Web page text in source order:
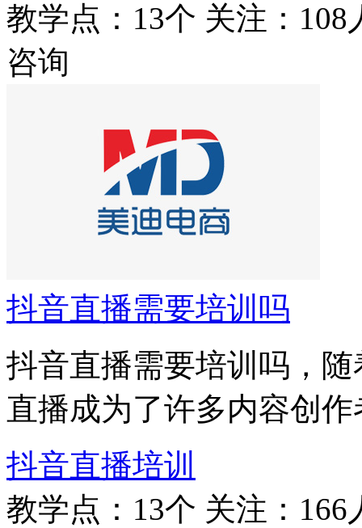
教学点：13个 关注：108
咨询
抖音直播需要培训吗
抖音直播需要培训吗，
直播成为了许多内容创
抖音直播培训
教学点：13个 关注：166